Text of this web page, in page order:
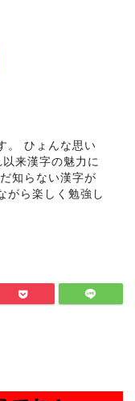
。 ひょんな思い
来漢字の魅力に
知らない漢字が
がら楽しく勉強し